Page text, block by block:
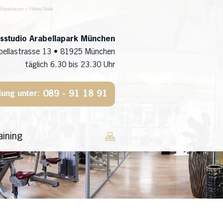
+ Fitness-Studio
Arabellapark München
13 • 81925 München
täglich 6.30 bis 23.30 Uhr
unter: 089 - 91 18 91